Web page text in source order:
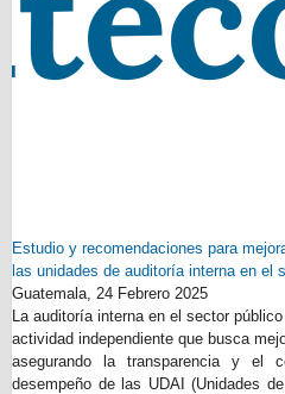
Estudio y recomendaciones para
las unidades de auditoría interna en el
Guatemala, 24 Febrero 2025
La auditoría interna en el sector
actividad independiente que busca
asegurando la transparencia y el
desempeño de las UDAI (Unidades